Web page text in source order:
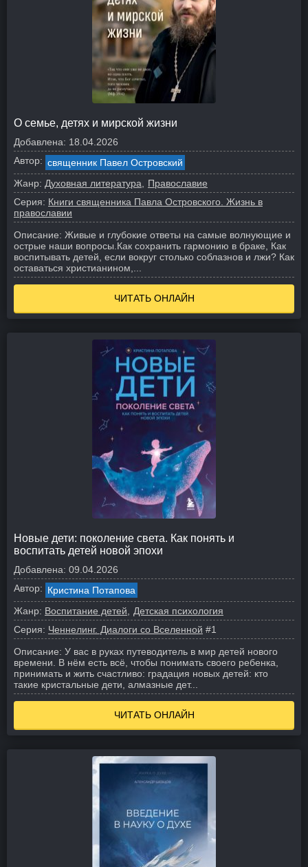
О семье, детях и мирской жизни
Добавлена: 18.04.2026
Автор: священник Павел Островский
Жанр: Духовная литература
Православие
Серия: Книги священника Павла Островского. Жизнь в
православии
Описание: Живые и глубокие ответы на самые волнующие и
острые наши вопросы. Как сохранить гармонию в браке, Как
воспитывать детей, если вокруг столько соблазнов и лжи? Как
оставаться христианином,...
ЧИТАТЬ ОНЛАЙН
Новые дети: поколение света. Как понять и
воспитать детей новой эпохи
Добавлена: 09.04.2026
Автор: Кристина Потапова
Жанр: Воспитание детей
Детская психология
Серия: Ченнелинг. Диалоги со Вселенной #1
Описание: У вас в руках путеводитель в мир детей нового
времени. В нём есть всё, чтобы понимать своего ребенка,
принимать и жить счастливо: градация новых детей: кто
такие кристальные дети, алмазные дет...
ЧИТАТЬ ОНЛАЙН